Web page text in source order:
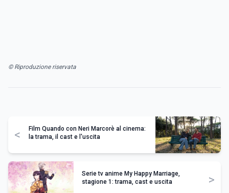
© Riproduzione riservata
<
Film Quando con Neri Marcorè al cinema:
la trama, il cast e l'uscita
Serie tv anime My Happy Marriage,
stagione 1: trama, cast e uscita
>